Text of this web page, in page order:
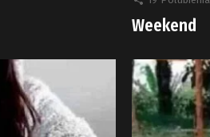
Weekend